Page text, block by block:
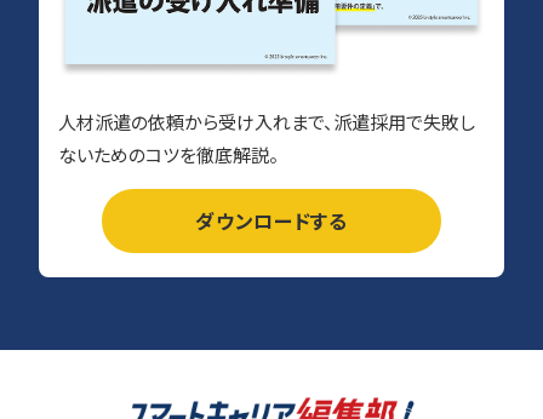
人材派遣の依頼から受け入れまで、派遣採用で失敗し
ないためのコツを徹底解説。
ダウンロードする